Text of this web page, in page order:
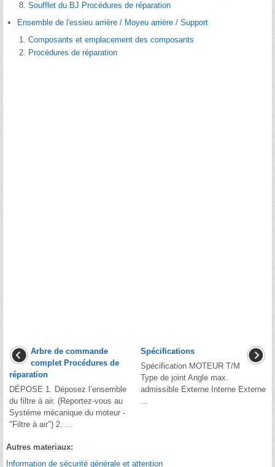
Soufflet du BJ Procédures de réparation
Ensemble de l′essieu arrière / Moyeu arrière / Support
Composants et emplacement des composants
Procédures de réparation
Arbre de commande
complet Procédures de
réparation
DÉPOSE 1. Déposez l’ensemble
du filtre à air. (Reportez-vous au
Système mécanique du moteur -
"Filtre à air") 2. ...
Spécifications
Spécification MOTEUR T/M
Type de joint Angle max.
admissible Externe Interne Externe
...
Autres materiaux:
Information de sécurité générale et attention